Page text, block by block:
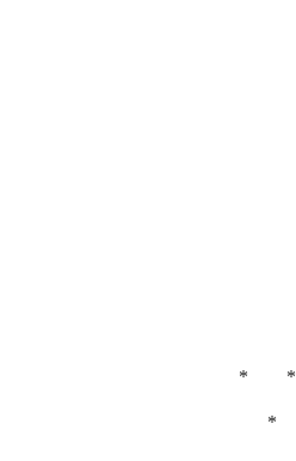
* *
*